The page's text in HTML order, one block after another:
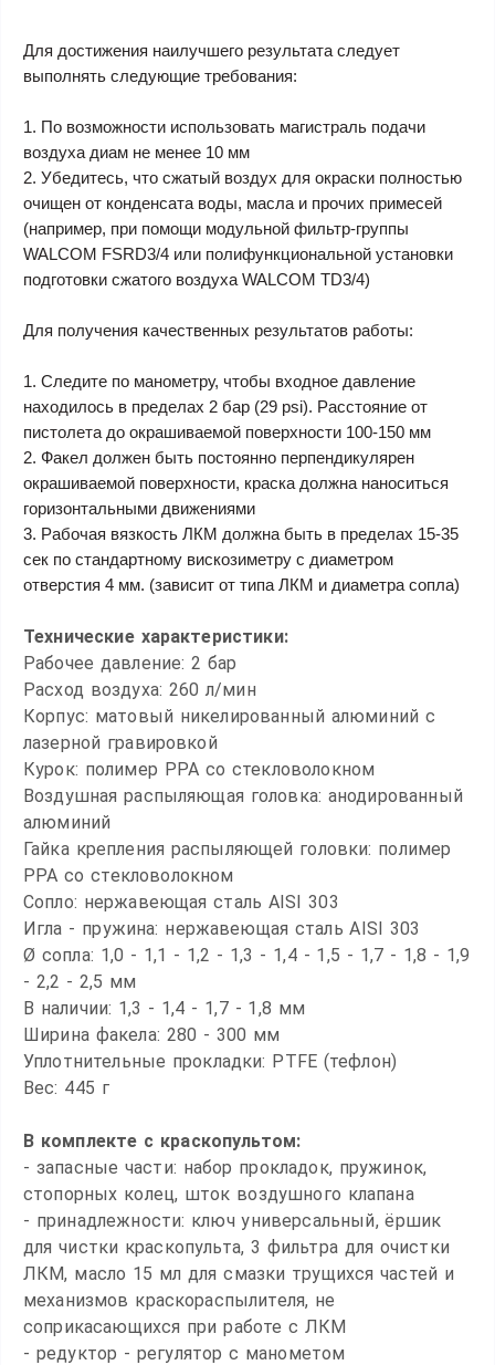
Для достижения наилучшего результата следует
выполнять следующие требования:
1. По возможности использовать магистраль подачи
воздуха диам не менее 10 мм
2. Убедитесь, что сжатый воздух для окраски полностью
очищен от конденсата воды, масла и прочих примесей
(например, при помощи модульной фильтр-группы
WALCOM FSRD3/4 или полифункциональной установки
подготовки сжатого воздуха WALCOM TD3/4)
Для получения качественных результатов работы:
1. Следите по манометру, чтобы входное давление
находилось в пределах 2 бар (29 psi). Расстояние от
пистолета до окрашиваемой поверхности 100-150 мм
2. Факел должен быть постоянно перпендикулярен
окрашиваемой поверхности, краска должна наноситься
горизонтальными движениями
3. Рабочая вязкость ЛКМ должна быть в пределах 15-35
сек по стандартному вискозиметру с диаметром
отверстия 4 мм. (зависит от типа ЛКМ и диаметра сопла)
Технические характеристики:
Рабочее давление: 2 бар
Расход воздуха: 260 л/мин
Корпус: матовый никелированный алюминий с
лазерной гравировкой
Курок: полимер PPA со стекловолокном
Воздушная распыляющая головка: анодированный
алюминий
Гайка крепления распыляющей головки: полимер
PPA со стекловолокном
Сопло: нержавеющая сталь AISI 303
Игла - пружина: нержавеющая сталь AISI 303
Ø сопла: 1,0 - 1,1 - 1,2 - 1,3 - 1,4 - 1,5 - 1,7 - 1,8 - 1,9
- 2,2 - 2,5 мм
В наличии: 1,3 - 1,4 - 1,7 - 1,8 мм
Ширина факела: 280 - 300 мм
Уплотнительные прокладки: PTFE (тефлон)
Вес: 445 г
В комплекте с краскопультом:
- запасные части: набор прокладок, пружинок,
стопорных колец, шток воздушного клапана
- принадлежности: ключ универсальный, ёршик
для чистки краскопульта, 3 фильтра для очистки
ЛКМ, масло 15 мл для смазки трущихся частей и
механизмов краскораспылителя, не
соприкасающихся при работе с ЛКМ
- редуктор - регулятор с манометом